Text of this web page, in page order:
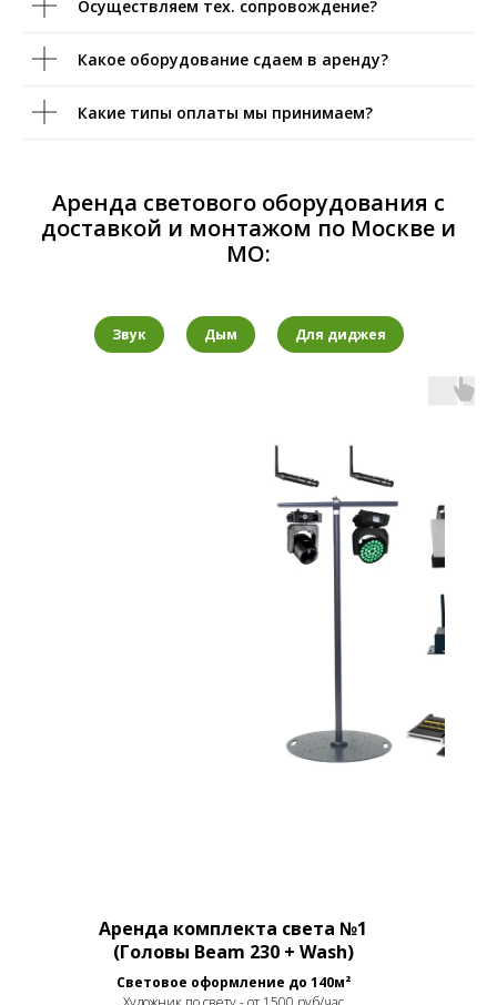
Осуществляем тех. сопровождение?
Какое оборудование сдаем в аренду?
Какие типы оплаты мы принимаем?
Аренда светового оборудования с
доставкой и монтажом по Москве и
МО:
Звук Дым Для диджея
Аренда комплекта света №1
(Головы Beam 230 + Wash)
Световое оформление до 140м²